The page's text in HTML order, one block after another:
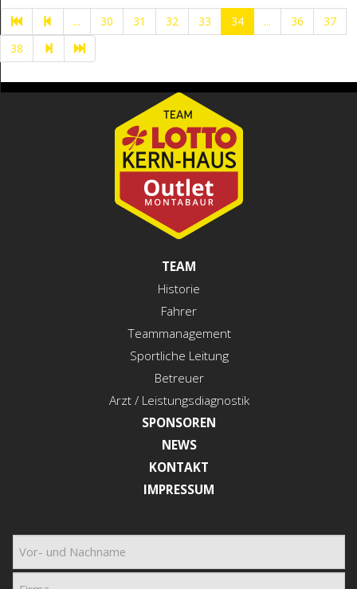
... 30 31 32 33 34 ... 36
37
38
TEAM
Historie
Fahrer
Teammanagement
Sportliche Leitung
Betreuer
Arzt / Leistungsdiagnostik
SPONSOREN
NEWS
KONTAKT
IMPRESSUM